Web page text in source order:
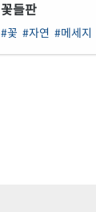
꽃들판
#꽃 #자연 #메세지